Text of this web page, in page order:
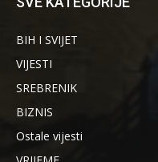
BIH I SVIJET
VIJESTI
SREBRENIK
BIZNIS
Ostale vijesti